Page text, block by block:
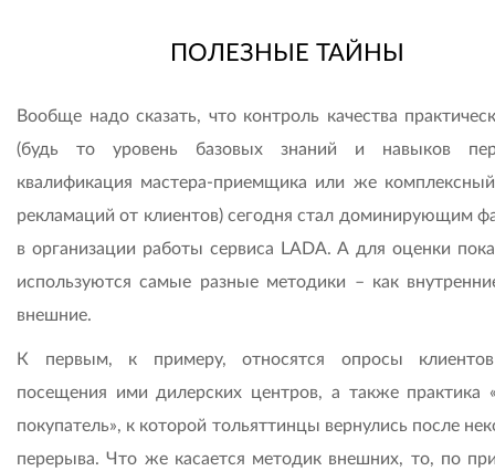
ПОЛЕЗНЫЕ ТАЙНЫ
Вообще надо сказать, что контроль качества
(будь то уровень базовых знаний и навыков
квалификация мастера-приемщика или же
рекламаций от клиентов) сегодня стал доминирующим
в организации работы сервиса LADA. А для оценки
используются самые разные методики – как
внешние.
К первым, к примеру, относятся опросы
посещения ими дилерских центров, а также практика
покупатель», к которой тольяттинцы вернулись после
перерыва. Что же касается методик внешних, то, по